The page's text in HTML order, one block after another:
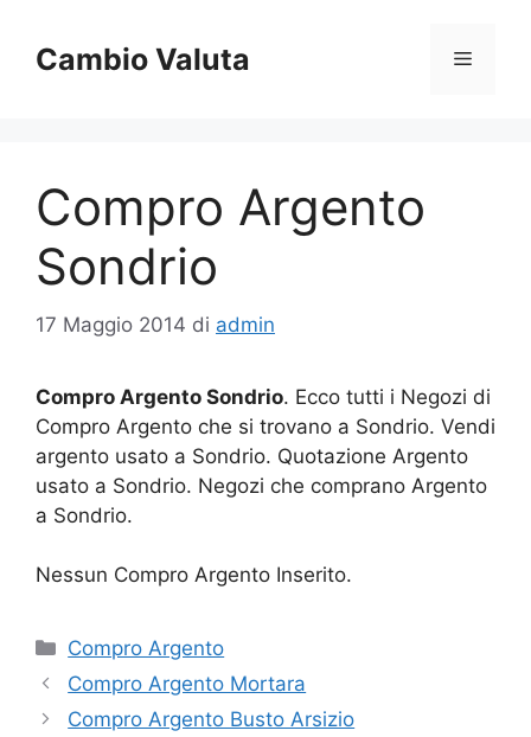
contenuto
Cambio Valuta Menu
Compro Argento
Sondrio
17 Maggio 2014 di admin
Compro Argento Sondrio. Ecco tutti i Negozi di
Compro Argento che si trovano a Sondrio. Vendi
argento usato a Sondrio. Quotazione Argento
usato a Sondrio. Negozi che comprano Argento
a Sondrio.
Nessun Compro Argento Inserito.
Categorie
Compro Argento
Compro Argento Mortara
Compro Argento Busto Arsizio